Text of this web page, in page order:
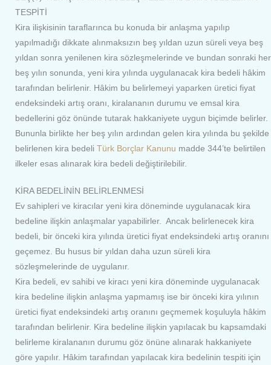
TESPİTİ
Kira ilişkisinin taraflarınca bu konuda bir anlaşma yapılıp
yapılmadığı dikkate alınmaksızın beş yıldan uzun süreli veya beş
yıldan sonra yenilenen kira sözleşmelerinde ve bundan sonraki her
beş yılın sonunda, yeni kira yılında uygulanacak kira bedeli hâkim
tarafından belirlenir. Hâkim bu belirlemeyi yaparken üretici fiyat
endeksindeki artış oranı, kiralananın durumu ve emsal kira
bedellerini göz önünde tutarak hakkaniyete uygun biçimde belirler.
Bununla birlikte her beş yılın ardından gelen kira yılında bu şekilde
belirlenen kira bedeli Türk Borçlar Kanunu madde 344’te belirtilen
ilkeler esas alınarak kira bedeli değiştirilebilir.
KİRA BEDELİNİN BELİRLENMESİ
Ev sahipleri ve kiracılar yeni kira döneminde uygulanacak kira
bedeline ilişkin anlaşmalar yapabilirler. Ancak belirlenecek kira
bedeli, bir önceki kira yılında üretici fiyat endeksindeki artış oranını
geçemez. Bu husus bir yıldan daha uzun süreli kira
sözleşmelerinde de uygulanır.
Kira bedeli, ev sahibi ve kiracı yeni kira döneminde uygulanacak
kira bedeline ilişkin anlaşma yapmamış ise bir önceki kira yılının
üretici fiyat endeksindeki artış oranını geçmemek koşuluyla hâkim
tarafından belirlenir. Kira bedeline ilişkin yapılacak bu kapsamdaki
belirleme kiralananın durumu göz önüne alınarak hakkaniyete
göre yapılır. Hâkim tarafından yapılacak kira bedelinin tespiti için